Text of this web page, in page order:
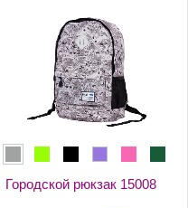
Городской рюкзак 15008